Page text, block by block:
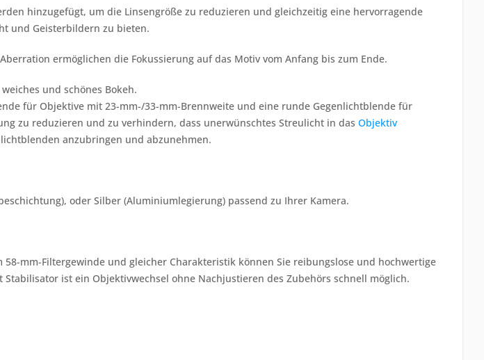
hinzugefügt, um die Linsengröße zu reduzieren und gleichzeitig eine hervorragende
und Geisterbildern zu bieten.
ermöglichen die Fokussierung auf das Motiv vom Anfang bis zum Ende.
und schönes Bokeh.
für Objektive mit 23-mm-/33-mm-Brennweite und eine runde Gegenlichtblende für
zu reduzieren und zu verhindern, dass unerwünschtes Streulicht in das Objektiv
anzubringen und abzunehmen.
oder Silber (Aluminiumlegierung) passend zu Ihrer Kamera.
mm-Filtergewinde und gleicher Charakteristik können Sie reibungslose und hochwertige
ist ein Objektivwechsel ohne Nachjustieren des Zubehörs schnell möglich.